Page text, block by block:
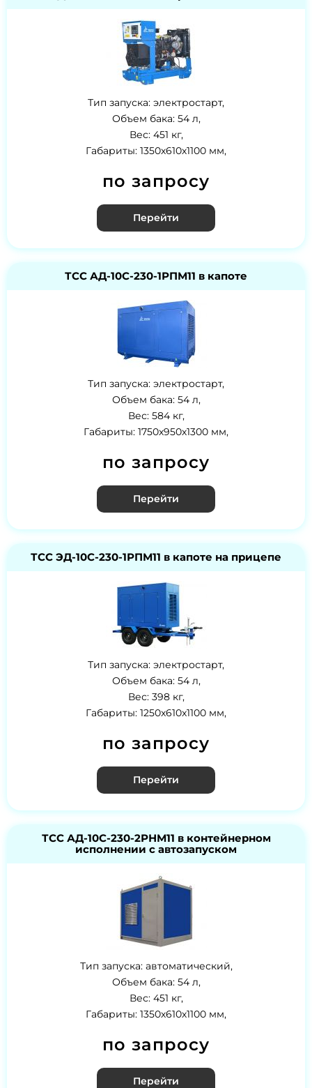
Тип запуска: электростарт,
Объем бака: 54 л,
Вес: 451 кг,
Габариты: 1350х610х1100 мм,
по запросу
Перейти
ТСС АД-10С-230-1РПМ11 в капоте
Тип запуска: электростарт,
Объем бака: 54 л,
Вес: 584 кг,
Габариты: 1750х950х1300 мм,
по запросу
Перейти
ТСС ЭД-10С-230-1РПМ11 в капоте на прицепе
Тип запуска: электростарт,
Объем бака: 54 л,
Вес: 398 кг,
Габариты: 1250x610x1100 мм,
по запросу
Перейти
ТСС АД-10С-230-2РНМ11 в контейнерном
исполнении с автозапуском
Тип запуска: автоматический,
Объем бака: 54 л,
Вес: 451 кг,
Габариты: 1350х610х1100 мм,
по запросу
Перейти